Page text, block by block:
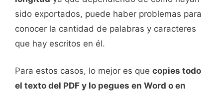
sido exportados, puede haber problemas para
conocer la cantidad de palabras y caracteres
que hay escritos en él.
Para estos casos, lo mejor es que copies todo
el texto del PDF y lo pegues en Word o en